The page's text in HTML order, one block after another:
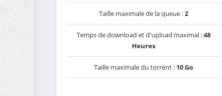
Taille maximale de la queue :2
Temps de download et d'upload maximal :48
Heures
Taille maximale du torrent : 10 Go